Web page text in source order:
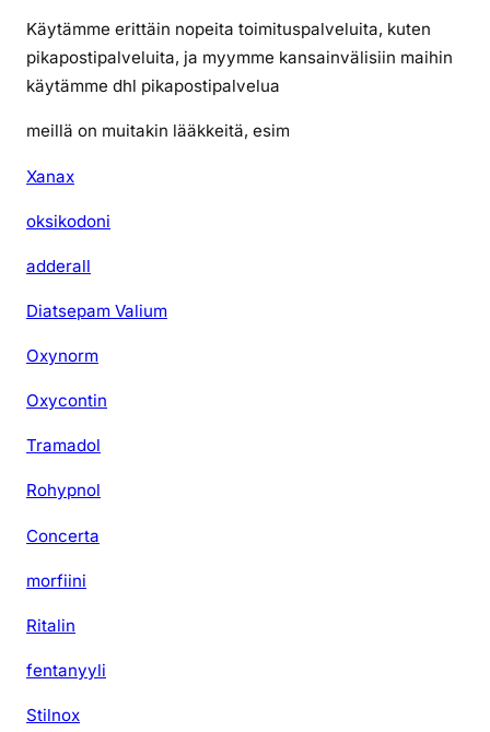
Käytämme erittäin nopeita toimituspalveluita, kuten
pikapostipalveluita, ja myymme kansainvälisiin maihin
käytämme dhl pikapostipalvelua
meillä on muitakin lääkkeitä, esim
Xanax
oksikodoni
adderall
Diatsepam Valium
Oxynorm
Oxycontin
Tramadol
Rohypnol
Concerta
morfiini
Ritalin
fentanyyli
Stilnox